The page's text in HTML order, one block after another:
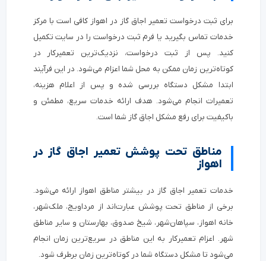
برای ثبت درخواست تعمیر اجاق گاز در اهواز کافی است با مرکز
خدمات تماس بگیرید یا فرم ثبت درخواست را در سایت تکمیل
کنید. پس از ثبت درخواست، نزدیک‌ترین تعمیرکار در
کوتاه‌ترین زمان ممکن به محل شما اعزام می‌شود. در این فرآیند
ابتدا مشکل دستگاه بررسی شده و پس از اعلام هزینه،
تعمیرات انجام می‌شود. هدف ارائه خدمات سریع، مطمئن و
باکیفیت برای رفع مشکل اجاق گاز شما است.
مناطق تحت پوشش تعمیر اجاق گاز در
اهواز
خدمات تعمیر اجاق گاز در بیشتر مناطق اهواز ارائه می‌شود.
برخی از مناطق تحت پوشش عبارت‌اند از مرداویج، ملک‌شهر،
خانه اهواز، سپاهان‌شهر، شیخ صدوق، بهارستان و سایر مناطق
شهر. اعزام تعمیرکار به این مناطق در سریع‌ترین زمان انجام
می‌شود تا مشکل دستگاه شما در کوتاه‌ترین زمان برطرف شود.